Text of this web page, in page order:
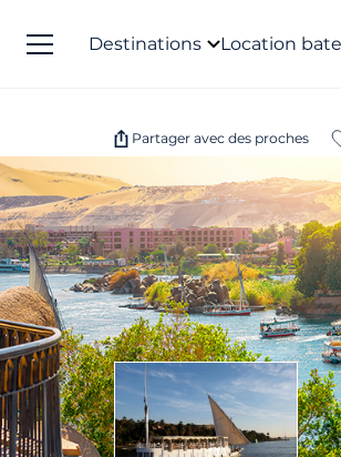
Destinations Location
Partager avec des proches